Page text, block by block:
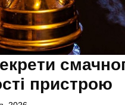
пристрою